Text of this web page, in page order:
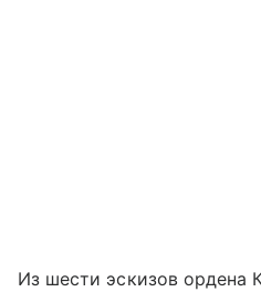
Из шести эскизов ордена